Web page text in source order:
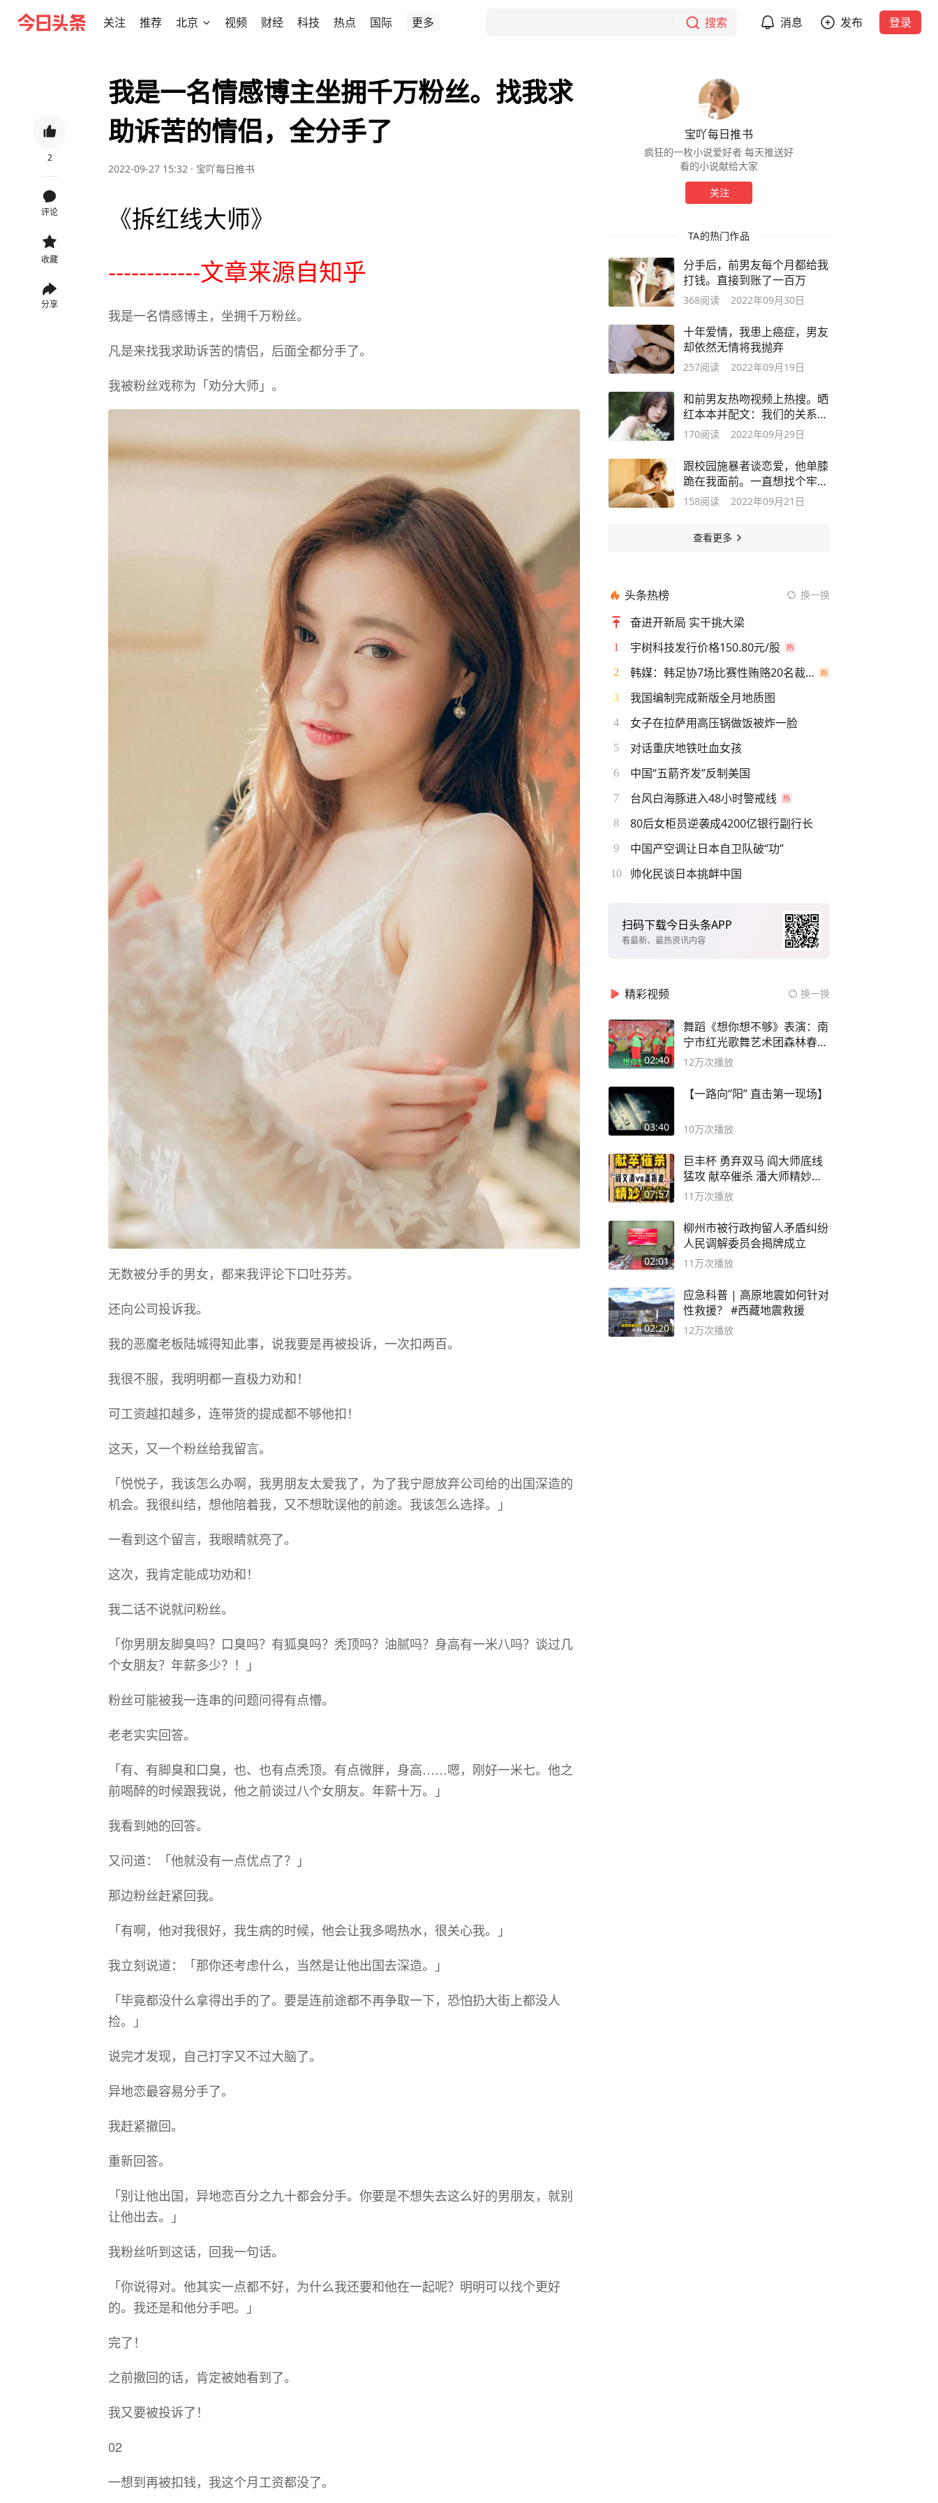
关注 推荐 北京 视频 财经 科技 热点 国际 更多 搜索 消息 发布 登录
2
评论
收藏
分享
我是一名情感博主坐拥千万粉丝。找我求
助诉苦的情侣，全分手了
2022-09-27 15:32 · 宝吖每日推书
《拆红线大师》
------------文章来源自知乎
我是一名情感博主，坐拥千万粉丝。
凡是来找我求助诉苦的情侣，后面全都分手了。
我被粉丝戏称为「劝分大师」。
无数被分手的男女，都来我评论下口吐芬芳。
还向公司投诉我。
我的恶魔老板陆城得知此事，说我要是再被投诉，一次扣两百。
我很不服，我明明都一直极力劝和！
可工资越扣越多，连带货的提成都不够他扣！
这天，又一个粉丝给我留言。
「悦悦子，我该怎么办啊，我男朋友太爱我了，为了我宁愿放弃公司给的出国深造的
机会。我很纠结，想他陪着我，又不想耽误他的前途。我该怎么选择。」
一看到这个留言，我眼睛就亮了。
这次，我肯定能成功劝和！
我二话不说就问粉丝。
「你男朋友脚臭吗？口臭吗？有狐臭吗？秃顶吗？油腻吗？身高有一米八吗？谈过几
个女朋友？年薪多少？！」
粉丝可能被我一连串的问题问得有点懵。
老老实实回答。
「有、有脚臭和口臭，也、也有点秃顶。有点微胖，身高……嗯，刚好一米七。他之
前喝醉的时候跟我说，他之前谈过八个女朋友。年薪十万。」
我看到她的回答。
又问道：「他就没有一点优点了？」
那边粉丝赶紧回我。
「有啊，他对我很好，我生病的时候，他会让我多喝热水，很关心我。」
我立刻说道：「那你还考虑什么，当然是让他出国去深造。」
「毕竟都没什么拿得出手的了。要是连前途都不再争取一下，恐怕扔大街上都没人
捡。」
说完才发现，自己打字又不过大脑了。
异地恋最容易分手了。
我赶紧撤回。
重新回答。
「别让他出国，异地恋百分之九十都会分手。你要是不想失去这么好的男朋友，就别
让他出去。」
我粉丝听到这话，回我一句话。
「你说得对。他其实一点都不好，为什么我还要和他在一起呢？明明可以找个更好
的。我还是和他分手吧。」
完了！
之前撤回的话，肯定被她看到了。
我又要被投诉了！
02
一想到再被扣钱，我这个月工资都没了。
宝吖每日推书
疯狂的一枚小说爱好者 每天推送好
看的小说献给大家
关注
TA的热门作品
分手后，前男友每个月都给我
打钱。直接到账了一百万
368阅读 2022年09月30日
十年爱情，我患上癌症，男友
却依然无情将我抛弃
257阅读 2022年09月19日
和前男友热吻视频上热搜。晒
红本本并配文：我们的关系受
法律保护
170阅读 2022年09月29日
跟校园施暴者谈恋爱，他单膝
跪在我面前。一直想找个牢给
他坐
158阅读 2022年09月21日
查看更多
头条热榜 换一换
奋进开新局 实干挑大梁
1 宇树科技发行价格150.80元/股
2 韩媒：韩足协7场比赛性贿赂20名裁判
3 我国编制完成新版全月地质图
4 女子在拉萨用高压锅做饭被炸一脸
5 对话重庆地铁吐血女孩
6 中国“五箭齐发”反制美国
7 台风白海豚进入48小时警戒线
8 80后女柜员逆袭成4200亿银行副行长
9 中国产空调让日本自卫队破“功”
10 帅化民谈日本挑衅中国
扫码下载今日头条APP
看最新、最热资讯内容
精彩视频 换一换
02:40
舞蹈《想你想不够》表演：南
宁市红光歌舞艺术团森林春红
舞蹈队。
12万次播放
03:40
【一路向“阳” 直击第一现场】
10万次播放
07:57
巨丰杯 勇弃双马 阎大师底线
猛攻 献卒催杀 潘大师精妙入
局
11万次播放
02:01
柳州市被行政拘留人矛盾纠纷
人民调解委员会揭牌成立
11万次播放
02:20
应急科普 | 高原地震如何针对
性救援？ #西藏地震救援
12万次播放